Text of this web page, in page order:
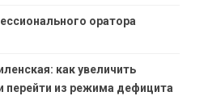
оратора
как увеличить
перейти из режима дефицита